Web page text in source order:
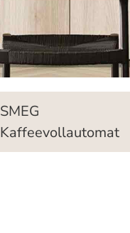
SMEG
Kaffeevollautomat